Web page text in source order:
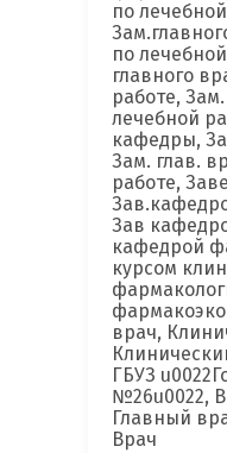
по
по
главного
работе,
лечебной
кафедры,
Зам. глав.
работе,
Зав
кафедрой
курсом
врач,
ГБУЗ
№26u0022,
Главный
Врач